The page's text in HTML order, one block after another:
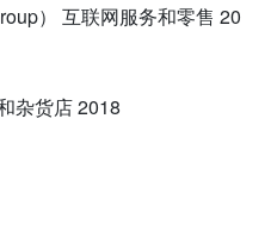
） 互联网服务和零售 20
杂货店 2018